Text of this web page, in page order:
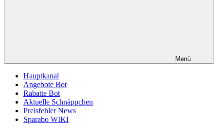
Menü
Hauptkanal
Angebote Bot
Rabatte Bot
Aktuelle Schnäppchen
Preisfehler News
Sparabo WIKI